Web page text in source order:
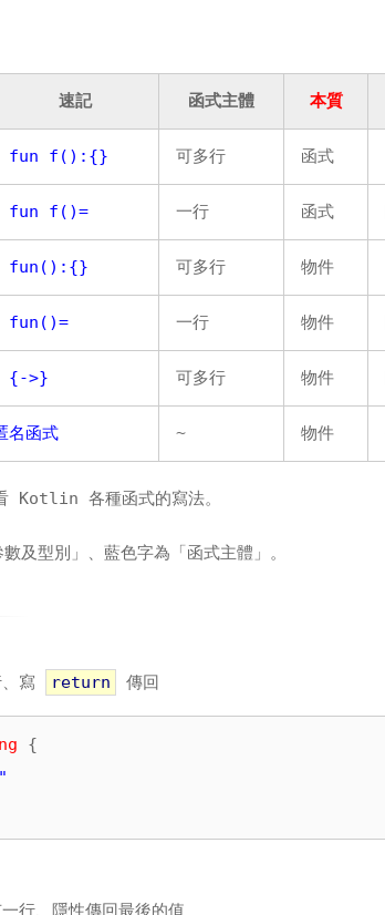
速記 函式主體 本質
fun f():{} 可多行 函式
fun f()= 一行 函式
fun():{} 可多行 物件
fun()= 一行 物件
{->} 可多行 物件
函式 ~ 物件
Kotlin 各種函式的寫法。
及型別」、藍色字為「函式主體」。
寫 return 傳回
{
行、隱性傳回最後的值